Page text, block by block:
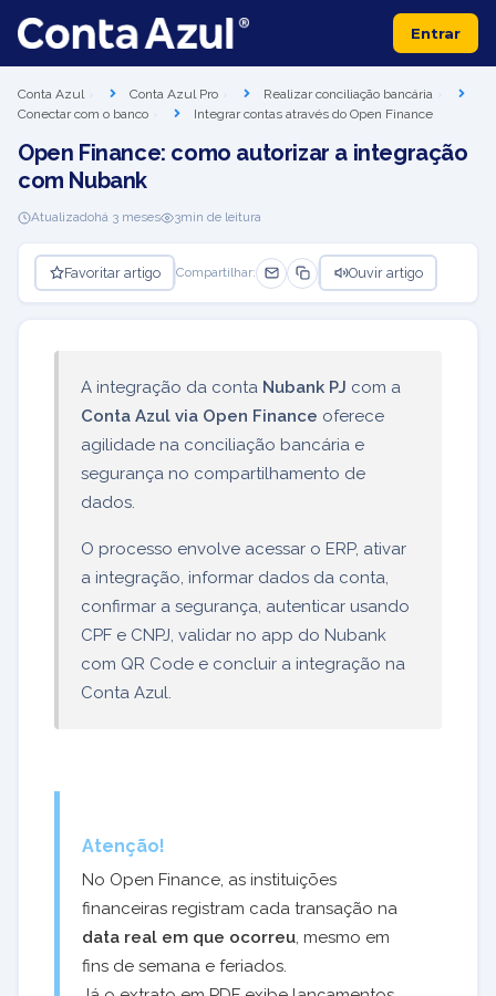
Entrar
Conta Azul Conta Azul Pro
Realizar conciliação bancária
Conectar com o banco
Integrar contas através do Open Finance
Open Finance: como autorizar a integração
com Nubank
Atualizadohá 3 meses 3min de leitura
Favoritar artigo Compartilhar: Ouvir artigo
A integração da conta Nubank PJ com a
Conta Azul via Open Finance oferece
agilidade na conciliação bancária e
segurança no compartilhamento de
dados.
O processo envolve acessar o ERP, ativar
a integração, informar dados da conta,
confirmar a segurança, autenticar usando
CPF e CNPJ, validar no app do Nubank
com QR Code e concluir a integração na
Conta Azul.
Atenção!
No Open Finance, as instituições
financeiras registram cada transação na
data real em que ocorreu, mesmo em
fins de semana e feriados.